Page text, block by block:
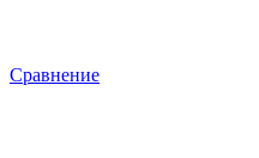
Сравнение